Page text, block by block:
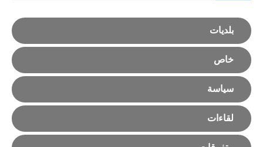
بلديات
خاص
سياسة
لقاءات